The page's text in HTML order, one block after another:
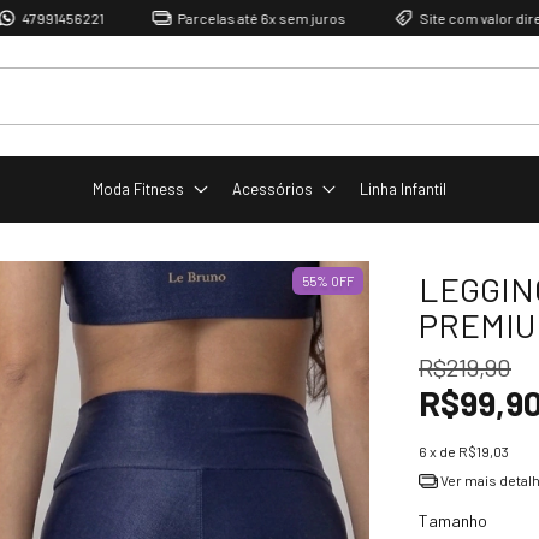
Parcelas até 6x sem juros Site com valor direto de
Moda Fitness Acessórios Linha Infantil
55% OFF
R$219,90
6 x de R$19,03
Ver mais
Tamanho